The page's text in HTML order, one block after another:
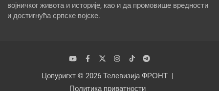
војничког живота и историје, као и да промовише вредности
и достигнућа српске војске.
Цопyригхт © 2026 Телевизија ФРОНТ
Политика приватности